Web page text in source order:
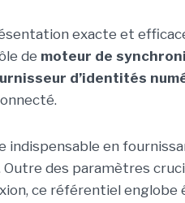
exacte et
de moteur de
d’identités
indispensable en
Outre des paramètres
ce référentiel englobe